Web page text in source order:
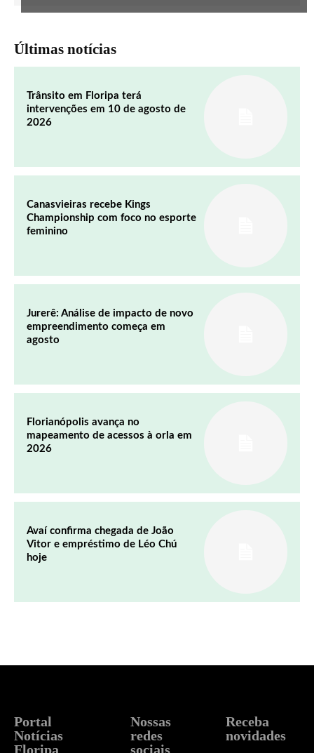
Últimas notícias
Trânsito em Floripa terá
intervenções em 10 de agosto de
2026
Canasvieiras recebe Kings
Championship com foco no esporte
feminino
Jurerê: Análise de impacto de novo
empreendimento começa em
agosto
Florianópolis avança no
mapeamento de acessos à orla em
2026
Avaí confirma chegada de João
Vitor e empréstimo de Léo Chú
hoje
Portal
Notícias
Floripa
Nossas
redes
sociais
Receba
novidades